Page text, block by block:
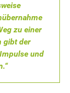
zu einer
gibt der
und